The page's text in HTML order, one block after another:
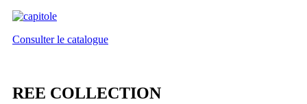
Consulter le catalogue
REE COLLECTION